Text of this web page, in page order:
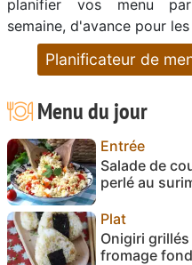
planifier vos menu
semaine, d'avance pour
Planificateur de
Menu du jour
Entrée
Salade de
perlé au
Plat
Onigiri
fromage